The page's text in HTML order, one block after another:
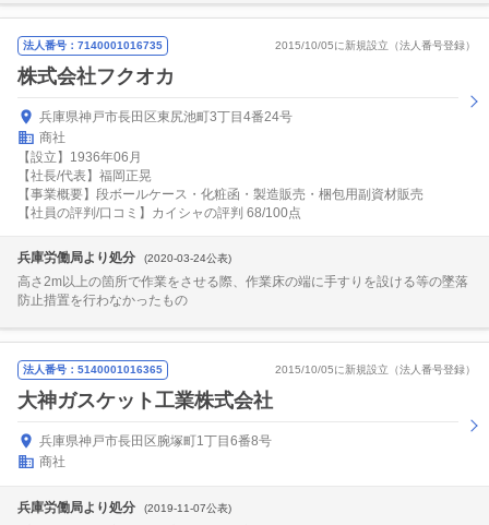
法人番号：7140001016735 2015/10/05に新規設立（法人番号登録）
株式会社フクオカ
兵庫県神戸市長田区東尻池町3丁目4番24号
商社
【設立】1936年06月
【社長/代表】福岡正晃
【事業概要】段ボールケース・化粧函・製造販売・梱包用副資材販売
【社員の評判/口コミ】カイシャの評判 68/100点
兵庫労働局より処分 (2020-03-24公表)
高さ2m以上の箇所で作業をさせる際、作業床の端に手すりを設ける等の墜落
防止措置を行わなかったもの
法人番号：5140001016365 2015/10/05に新規設立（法人番号登録）
大神ガスケット工業株式会社
兵庫県神戸市長田区腕塚町1丁目6番8号
商社
兵庫労働局より処分 (2019-11-07公表)